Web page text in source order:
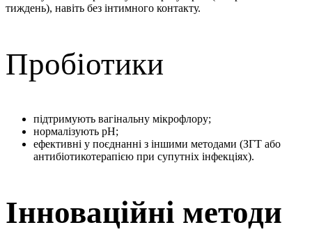
тиждень), навіть без інтимного контакту.
Пробіотики
підтримують вагінальну мікрофлору;
нормалізують рН;
ефективні у поєднанні з іншими методами (ЗГТ або
антибіотикотерапією при супутніх інфекціях).
Інноваційні методи